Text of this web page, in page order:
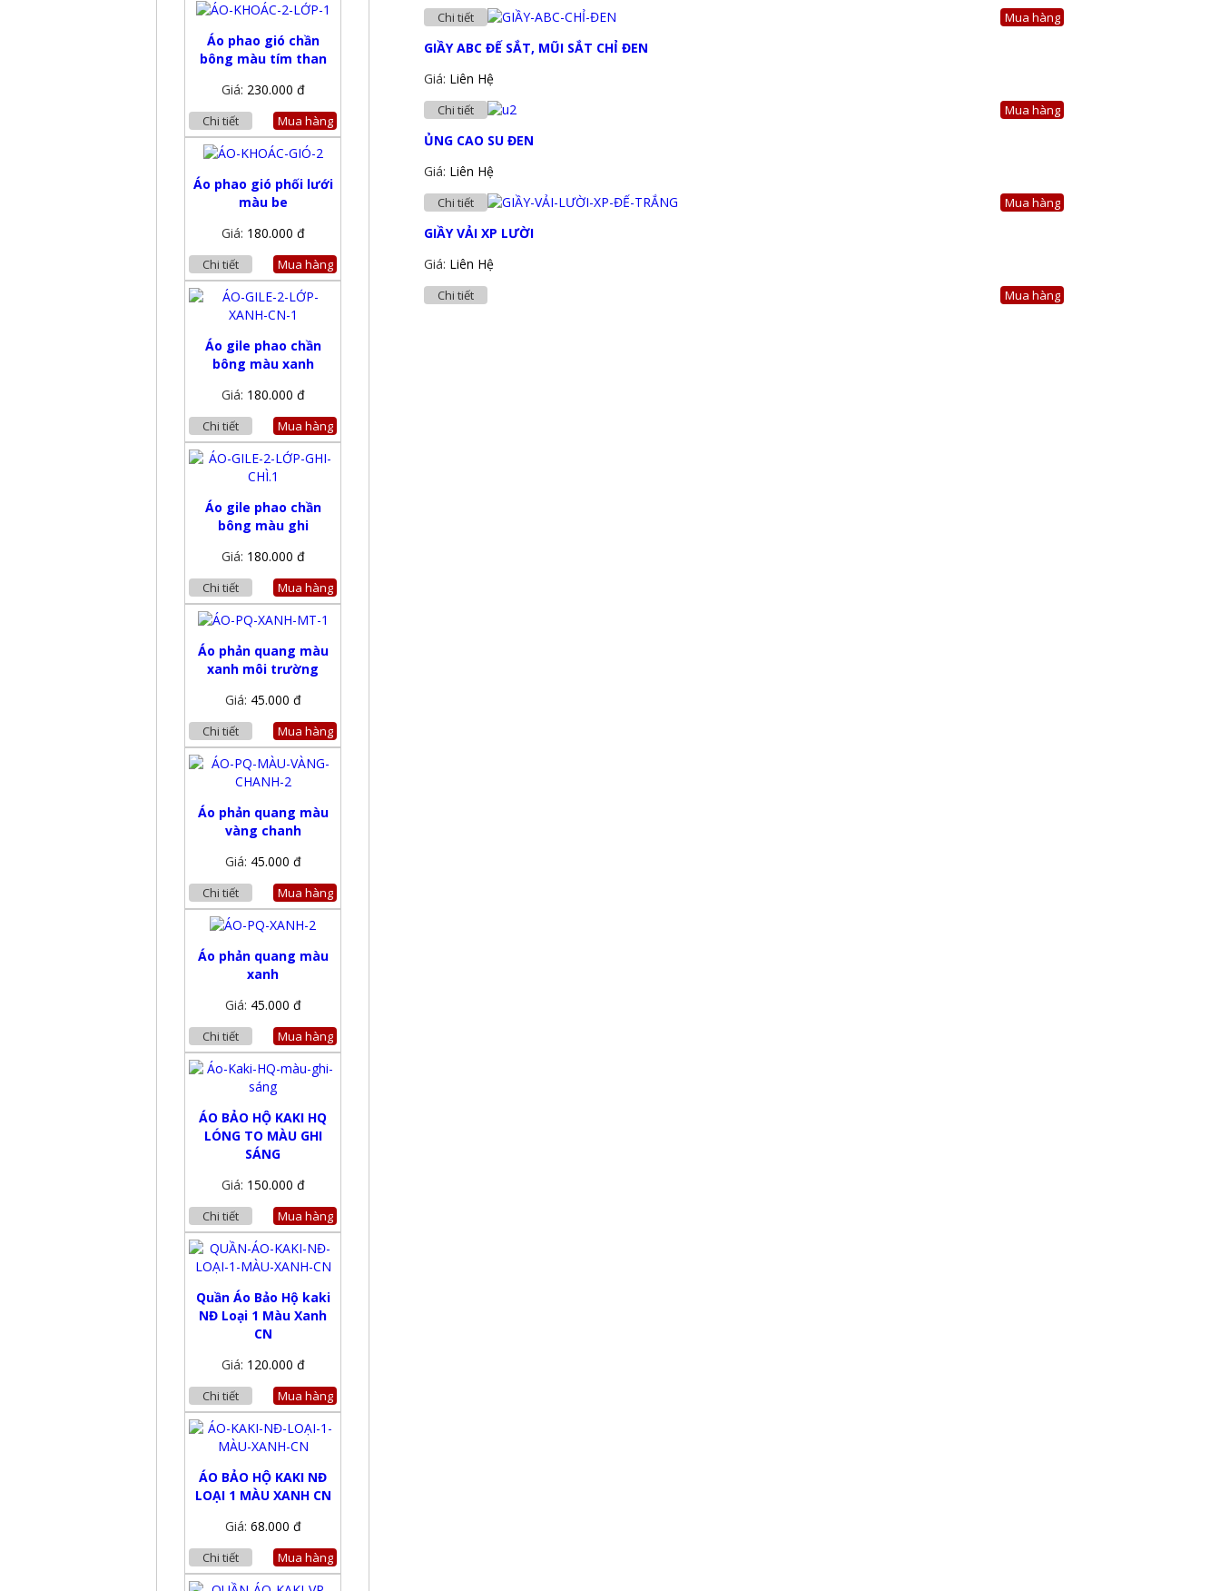
Chi tiết Mua hàng
GIẦY ABC ĐẾ SẮT, MŨI SẮT CHỈ ĐEN
Giá: Liên Hệ
Chi tiết Mua hàng
ỦNG CAO SU ĐEN
Giá: Liên Hệ
Chi tiết Mua hàng
GIẦY VẢI XP LƯỜI
Giá: Liên Hệ
Chi tiết Mua hàng
Áo phao gió chần
bông màu tím than
Giá: 230.000 đ
Chi tiết Mua hàng
Áo phao gió phối lưới
màu be
Giá: 180.000 đ
Chi tiết Mua hàng
Áo gile phao chần
bông màu xanh
Giá: 180.000 đ
Chi tiết Mua hàng
Áo gile phao chần
bông màu ghi
Giá: 180.000 đ
Chi tiết Mua hàng
Áo phản quang màu
xanh môi trường
Giá: 45.000 đ
Chi tiết Mua hàng
Áo phản quang màu
vàng chanh
Giá: 45.000 đ
Chi tiết Mua hàng
Áo phản quang màu
xanh
Giá: 45.000 đ
Chi tiết Mua hàng
ÁO BẢO HỘ KAKI HQ
LÓNG TO MÀU GHI
SÁNG
Giá: 150.000 đ
Chi tiết Mua hàng
Quần Áo Bảo Hộ kaki
NĐ Loại 1 Màu Xanh
CN
Giá: 120.000 đ
Chi tiết Mua hàng
ÁO BẢO HỘ KAKI NĐ
LOẠI 1 MÀU XANH CN
Giá: 68.000 đ
Chi tiết Mua hàng